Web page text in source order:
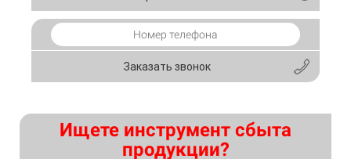
Ищете инструмент сбыта
продукции?
Заказать звонок